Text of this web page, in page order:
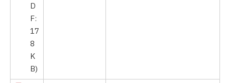
D
F:
17
8
K
B)